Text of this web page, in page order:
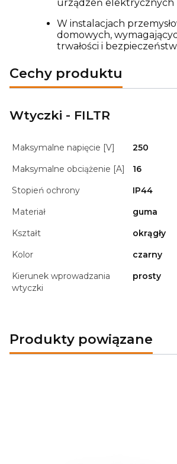
urządzeń elektrycznych
W instalacjach
domowych,
trwałości i
Cechy produktu
Wtyczki - FILTR
Maksymalne napięcie [V]
250
Maksymalne obciążenie [A]
16
Stopień ochrony
IP44
Materiał
guma
Kształt
okrągły
Kolor
czarny
Kierunek wprowadzania
wtyczki
prosty
Produkty powiązane